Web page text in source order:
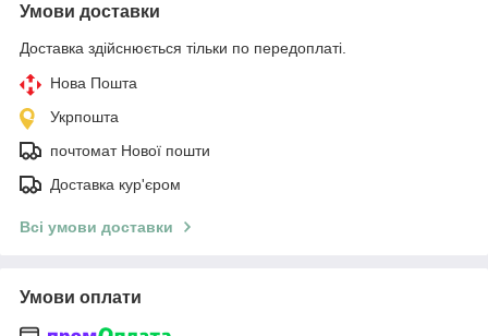
Умови доставки
Доставка здійснюється тільки по передоплаті.
Нова Пошта
Укрпошта
почтомат Нової пошти
Доставка кур'єром
Всі умови доставки
Умови оплати